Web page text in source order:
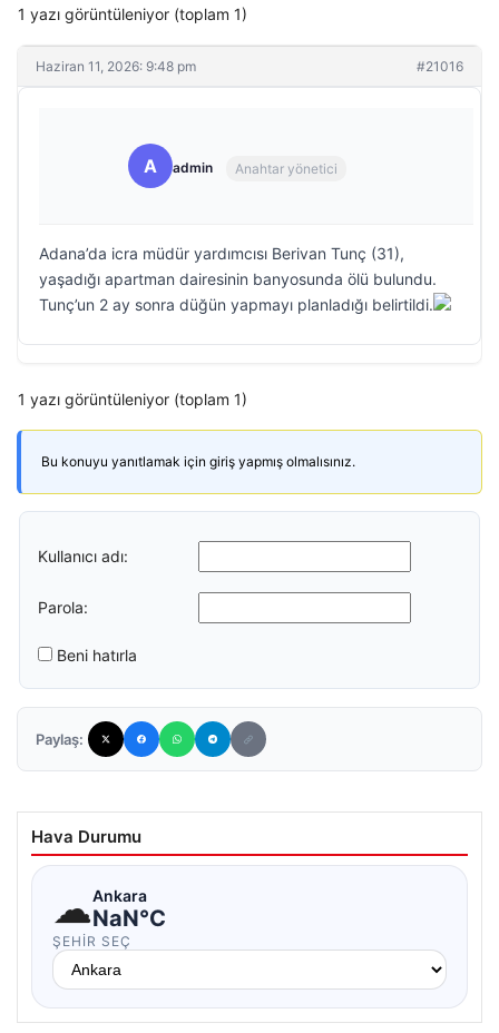
1 yazı görüntüleniyor (toplam 1)
Haziran 11, 2026: 9:48 pm #21016
A admin Anahtar yönetici
Adana’da icra müdür yardımcısı Berivan Tunç (31),
yaşadığı apartman dairesinin banyosunda ölü bulundu.
Tunç’un 2 ay sonra düğün yapmayı planladığı belirtildi.
1 yazı görüntüleniyor (toplam 1)
Bu konuyu yanıtlamak için giriş yapmış olmalısınız.
Kullanıcı adı:
Parola:
Beni hatırla
Paylaş:
Hava Durumu
☁Ankara
NaN°C
ŞEHIR SEÇ